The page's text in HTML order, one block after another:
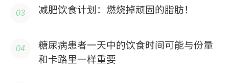
减肥饮食计划：燃烧掉顽固的脂肪！
糖尿病患者一天中的饮食时间可能与份量
和卡路里一样重要